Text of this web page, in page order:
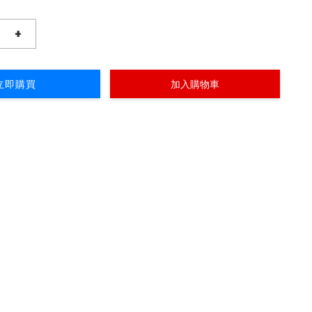
+
即購買 加入購物車